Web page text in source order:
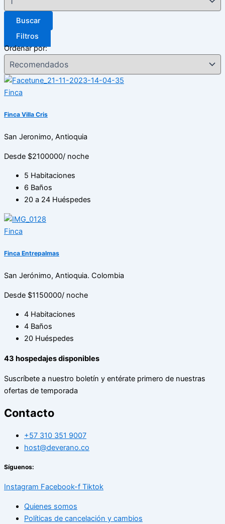
Buscar
Filtros
Ordenar por:
Finca
Finca Villa Cris
San Jeronimo, Antioquia
Desde $2100000/ noche
5 Habitaciones
6 Baños
20 a 24 Huéspedes
Finca
Finca Entrepalmas
San Jerónimo, Antioquia. Colombia
Desde $1150000/ noche
4 Habitaciones
4 Baños
20 Huéspedes
43 hospedajes disponibles
Suscríbete a nuestro boletín y entérate primero de nuestras
ofertas de temporada
Contacto
+57 310 351 9007
host@deverano.co
Síguenos:
Instagram Facebook-f Tiktok
Quienes somos
Políticas de cancelación y cambios